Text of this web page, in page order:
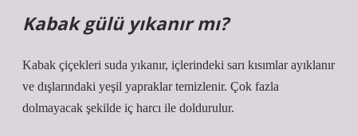
Kabak gülü yıkanır mı?
Kabak çiçekleri suda yıkanır, içlerindeki sarı kısımlar ayıklanır
ve dışlarındaki yeşil yapraklar temizlenir. Çok fazla
dolmayacak şekilde iç harcı ile doldurulur.